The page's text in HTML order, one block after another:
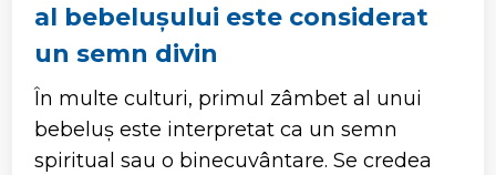
al bebelușului este considerat
un semn divin
În multe culturi, primul zâmbet al unui
bebeluș este interpretat ca un semn
spiritual sau o binecuvântare. Se credea